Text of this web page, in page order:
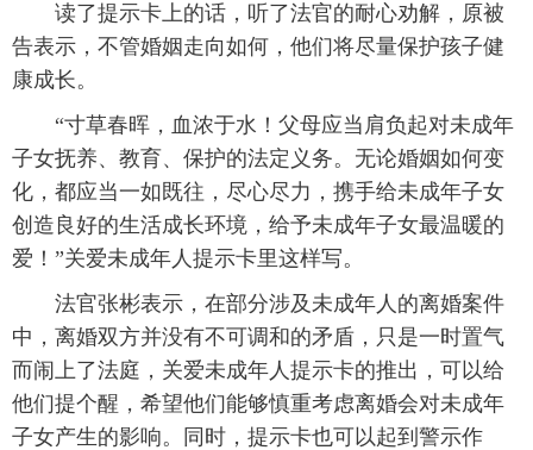
读了提示卡上的话，听了法官的耐心劝解，原被
告表示，不管婚姻走向如何，他们将尽量保护孩子健
康成长。
“寸草春晖，血浓于水！父母应当肩负起对未成年
子女抚养、教育、保护的法定义务。无论婚姻如何变
化，都应当一如既往，尽心尽力，携手给未成年子女
创造良好的生活成长环境，给予未成年子女最温暖的
爱！”关爱未成年人提示卡里这样写。
法官张彬表示，在部分涉及未成年人的离婚案件
中，离婚双方并没有不可调和的矛盾，只是一时置气
而闹上了法庭，关爱未成年人提示卡的推出，可以给
他们提个醒，希望他们能够慎重考虑离婚会对未成年
子女产生的影响。同时，提示卡也可以起到警示作